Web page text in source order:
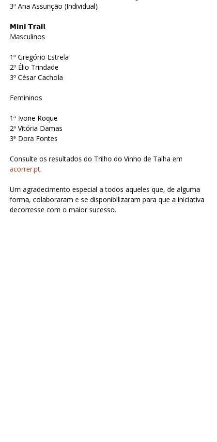
3ª Ana Assunção (Individual)
𝗠𝗶𝗻𝗶 𝗧𝗿𝗮𝗶𝗹
Masculinos
1º Gregório Estrela
2º Élio Trindade
3º César Cachola
Femininos
1ª Ivone Roque
2ª Vitória Damas
3ª Dora Fontes
Consulte os resultados do Trilho do Vinho de Talha em
acorrer.pt.
Um agradecimento especial a todos aqueles que, de alguma
forma, colaboraram e se disponibilizaram para que a iniciativa
decorresse com o maior sucesso.